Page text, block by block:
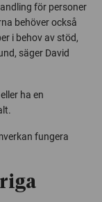
för personer
behöver också
i behov av stöd,
säger David
ha en
fungera